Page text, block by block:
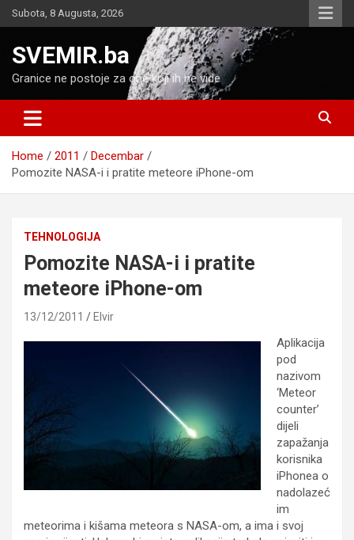
Skip
to
Subota, 8 Augusta, 2026
SVEMIR.ba
Granice ne postoje za one koji ih ne vide
Home 2011
Decembar
Pomozite NASA-i i pratite meteore iPhone-om
TEHNOLOGIJA
Pomozite NASA-i i pratite
meteore iPhone-om
13/12/2011 Elvir
Aplikacija
pod
nazivom
‘Meteor
counter’
dijeli
zapažanja
korisnika
iPhonea o
nadolazeć
im
meteorima i kišama meteora s NASA-om, a ima i svoj